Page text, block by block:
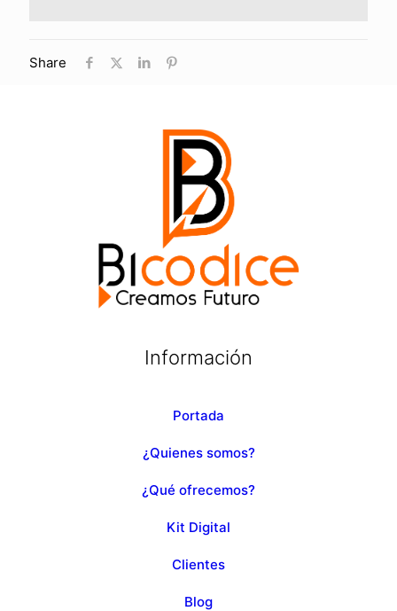
Share
Información
Portada
¿Quienes somos?
¿Qué ofrecemos?
Kit Digital
Clientes
Blog